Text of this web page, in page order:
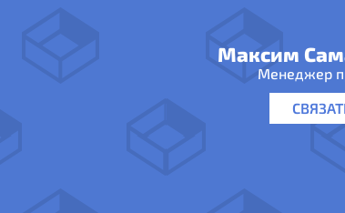
Максим
Менеджер